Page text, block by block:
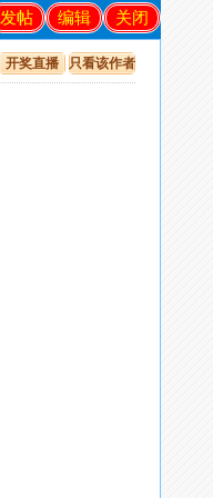
关闭
编辑
发帖
开奖直播 只看该作者